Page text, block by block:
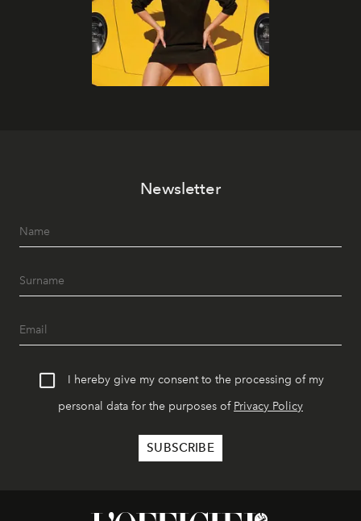
Newsletter
I hereby give my consent to the processing of my
personal data for the purposes of Privacy Policy